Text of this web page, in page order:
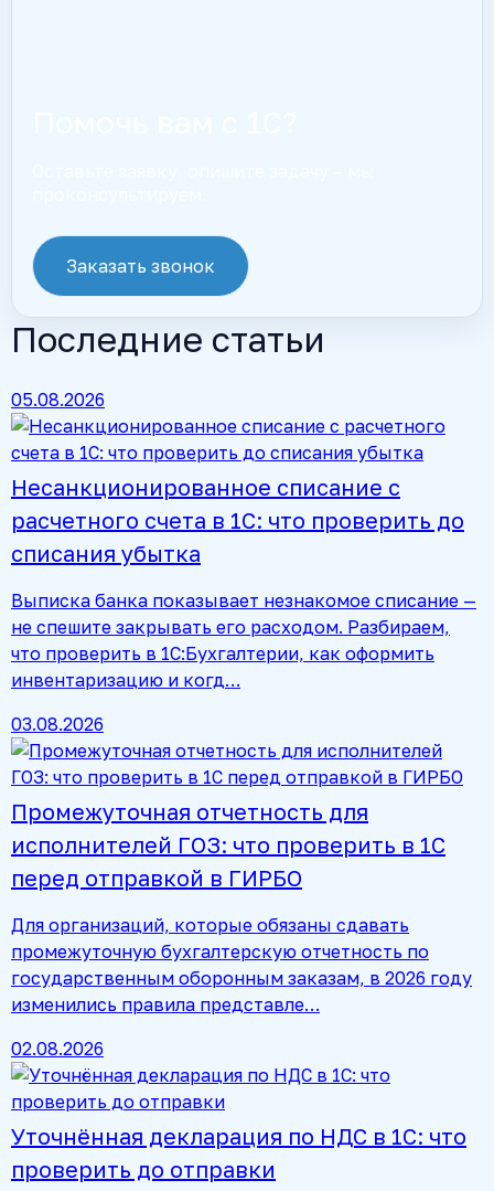
Заказать звонок
Последние статьи
05.08.2026
Несанкционированное списание с
расчетного счета в 1С: что проверить до
списания убытка
Выписка банка показывает незнакомое списание —
не спешите закрывать его расходом. Разбираем,
что проверить в 1С:Бухгалтерии, как оформить
инвентаризацию и когд…
03.08.2026
Промежуточная отчетность для
исполнителей ГОЗ: что проверить в 1С
перед отправкой в ГИРБО
Для организаций, которые обязаны сдавать
промежуточную бухгалтерскую отчетность по
государственным оборонным заказам, в 2026 году
изменились правила представле…
02.08.2026
Уточнённая декларация по НДС в 1С: что
проверить до отправки